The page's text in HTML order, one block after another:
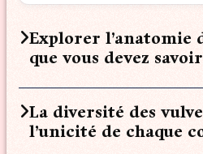
Explorer l’anatomie
que vous devez savoir
La diversité des
l’unicité de chaque